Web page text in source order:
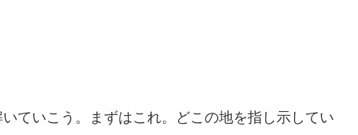
いこう。まずはこれ。どこの地を指し示してい